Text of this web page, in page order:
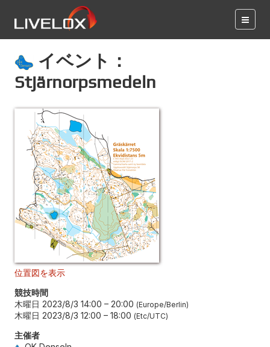
イベント：
Stjärnorpsmedeln
位置図を表示
競技時間
木曜日 2023/8/3 14:00 – 20:00 Europe/Berlin
木曜日 2023/8/3 12:00 – 18:00 Etc/UTC
主催者